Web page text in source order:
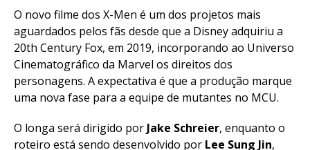
O novo filme dos X-Men é um dos projetos mais
aguardados pelos fãs desde que a Disney adquiriu a
20th Century Fox, em 2019, incorporando ao Universo
Cinematográfico da Marvel os direitos dos
personagens. A expectativa é que a produção marque
uma nova fase para a equipe de mutantes no MCU.
O longa será dirigido por Jake Schreier, enquanto o
roteiro está sendo desenvolvido por Lee Sung Jin,